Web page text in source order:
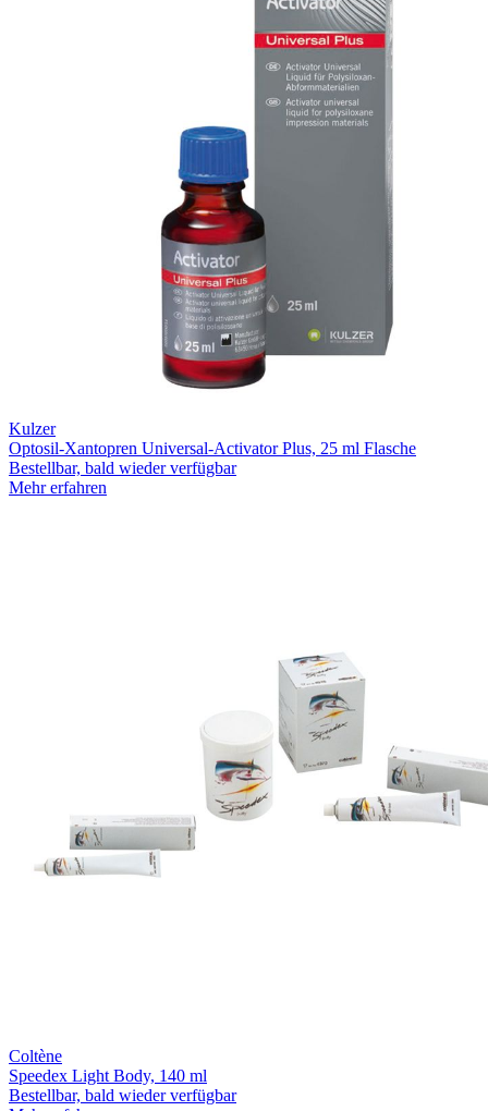
Kulzer
Optosil-Xantopren Universal-Activator Plus, 25 ml Flasche
Bestellbar, bald wieder verfügbar
Mehr erfahren
Coltène
Speedex Light Body, 140 ml
Bestellbar, bald wieder verfügbar